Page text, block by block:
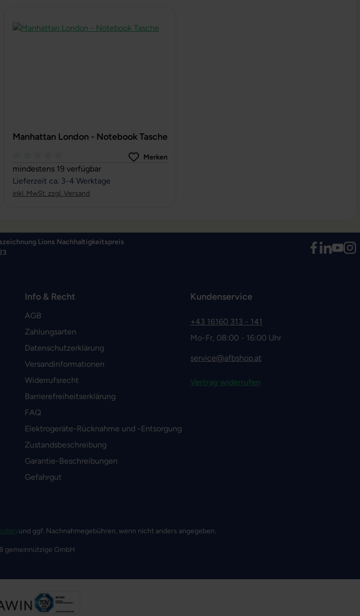
von 5 von 5 Sternen
Manhattan London - Notebook Tasche
Durchschnittliche Bewertung von 0 von 5 Sternen
Merken
mindestens 19 verfügbar
Lieferzeit ca. 3-4 Werktage
inkl. MwSt. zzgl. Versand
Lions Nachhaltigkeitspreis
Info & Recht
AGB
Zahlungsarten
Datenschutzerklärung
Versandinformationen
Widerrufsrecht
Barrierefreiheitserklärung
FAQ
Elektrogeräte-Rücknahme und -Entsorgung
Zustandsbeschreibung
Garantie-Beschreibungen
Gefahrgut
Kundenservice
+43 16160 313 - 141
Mo-Fr, 08:00 - 16:00 Uhr
service@afbshop.at
Vertrag widerrufen
und ggf. Nachnahmegebühren, wenn nicht anders angegeben.
gemeinnützige GmbH